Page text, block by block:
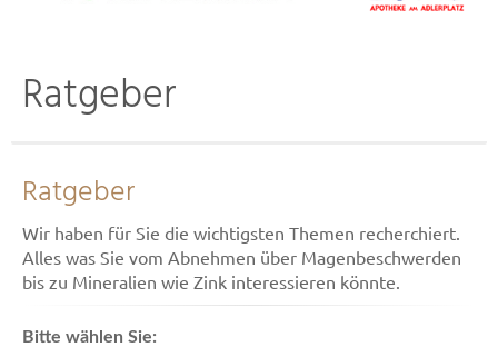
Ratgeber
Ratgeber
Wir haben für Sie die wichtigsten Themen recherchiert.
Alles was Sie vom Abnehmen über Magenbeschwerden
bis zu Mineralien wie Zink interessieren könnte.
Bitte wählen Sie: